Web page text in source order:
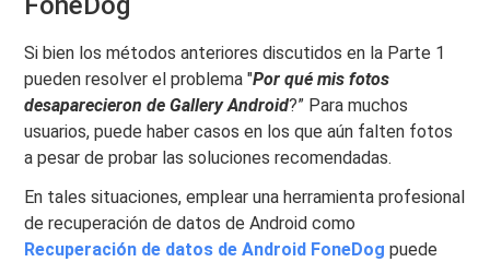
Si bien los métodos anteriores discutidos en la Parte 1
pueden resolver el problema "Por qué mis fotos
desaparecieron de Gallery Android?” Para muchos
usuarios, puede haber casos en los que aún falten fotos
a pesar de probar las soluciones recomendadas.
En tales situaciones, emplear una herramienta profesional
de recuperación de datos de Android como
Recuperación de datos de Android FoneDog puede